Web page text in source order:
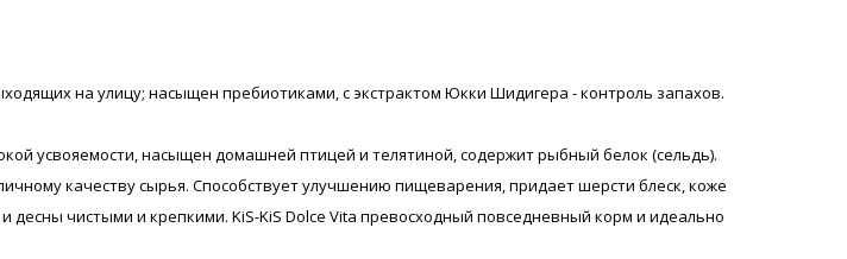
на улицу; насыщен пребиотиками, с экстрактом Юкки Шидигера - контроль запахов.
усвояемости, насыщен домашней птицей и телятиной, содержит рыбный белок (сельдь).
качеству сырья. Способствует улучшению пищеварения, придает шерсти блеск, коже
чистыми и крепкими. KiS-KiS Dolce Vita превосходный повседневный корм и идеально